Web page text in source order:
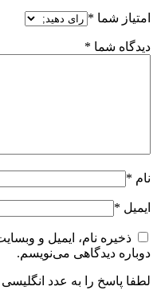
امتیاز شما *
دیدگاه شما *
نام *
ایمیل *
ذخیره نام، ایمیل و
دوباره دیدگاهی می‌نویسم.
لطفا پاسخ را به عدد انگلیسی